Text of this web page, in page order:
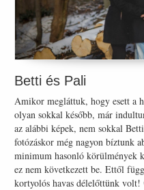
Betti és Pali
Amikor megláttuk, hogy esett a
olyan sokkal később, már
az alábbi képek, nem sokkal
fotózáskor még nagyon bíztunk
minimum hasonló körülmények
ez nem következett be. Ettől
kortyolós havas délelőttünk volt!